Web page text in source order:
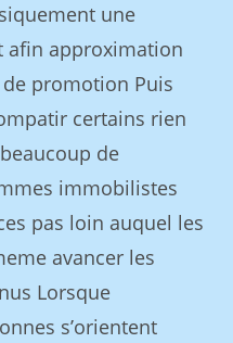
une
afin approximation
promotion Puis
certains rien
de
immobilistes
pas loin auquel les
avancer les
Lorsque
s’orientent